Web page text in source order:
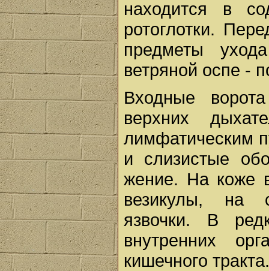
находится в
ротоглотки.
предметы
ветряной оспе -
Входные
верхних
лимфатическим
и слизистые
жение. На коже
вези­кулы, на
язвочки. В
внутренних
кишечного тракта.